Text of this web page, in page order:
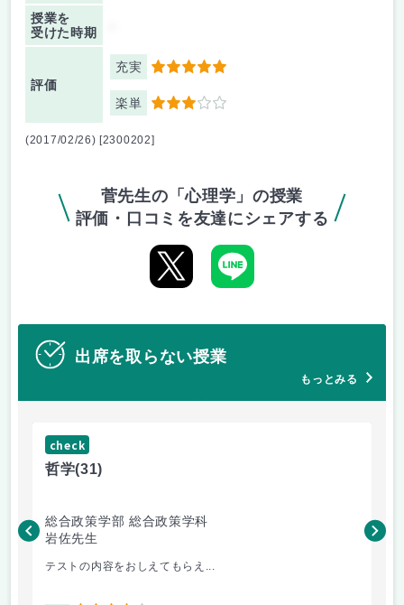
授業を
受けた時期
評価
充実 5
楽単 3
(2017/02/26) [2300202]
菅先生の「心理学」の授業
評価・口コミを友達にシェアする
出席を取らない授業
もっとみる
check
哲学(31)
総合政策学部 総合政策学科
岩佐先生
テストの内容をおしえてもらえ...
長